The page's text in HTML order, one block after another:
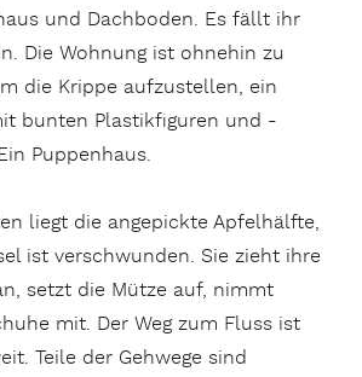
und Dachboden. Es fällt ihr
Die Wohnung ist ohnehin zu
die Krippe aufzustellen, ein
bunten Plastikfiguren und -
Puppenhaus.
liegt die angepickte Apfelhälfte,
ist verschwunden. Sie zieht ihre
setzt die Mütze auf, nimmt
mit. Der Weg zum Fluss ist
Teile der Gehwege sind